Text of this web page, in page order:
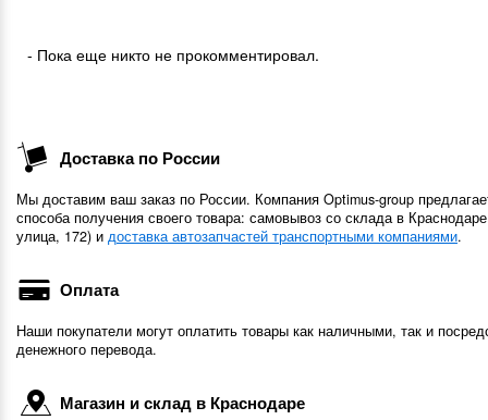
- Пока еще никто не прокомментировал.
Доставка по России
Мы доставим ваш заказ по России. Компания Optimus-group
способа получения своего товара: самовывоз со склада в
улица, 172) и доставка автозапчастей транспортными компаниями.
Оплата
Наши покупатели могут оплатить товары как наличными, так и
денежного перевода.
Магазин и склад в Краснодаре